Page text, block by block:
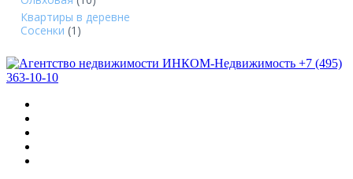
Квартиры в деревне
Сосенки (1)
+7 (495)
363-10-10